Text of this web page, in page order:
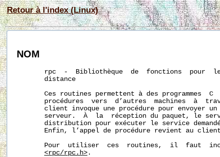
Retour à l'index (Linux)
NOM
rpc  -  Bibliothèque  de  fonctions  pour
       distance
Ces routines permettent à des programmes  C
procédures  vers  d’autres  machines  à
client invoque une procédure pour envoyer
serveur.  À  la  réception du paquet, le
distribution pour exécuter le service
Enfin, l’appel de procédure revient au
Pour  utiliser  ces  routines,  il  faut
<rpc/rpc.h> .